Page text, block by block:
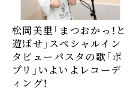
松岡美里「まつおかっ！と
遊ばせ」スペシャルイン
タビュー――パスタの歌「ポ
プリ」いよいよレコーデ
ィング！